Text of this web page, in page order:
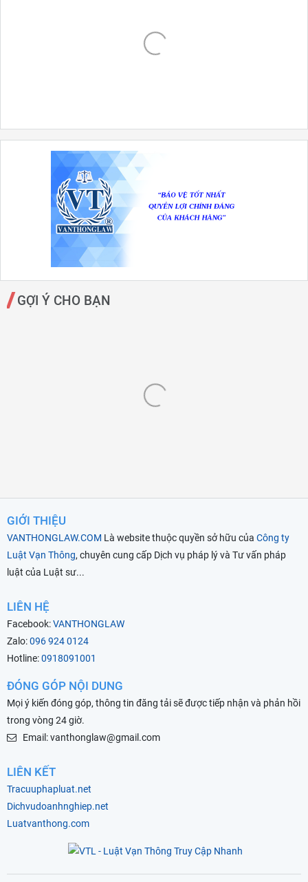
GỢI Ý CHO BẠN
GIỚI THIỆU
VANTHONGLAW.COM Là website thuộc quyền sở hữu của Công ty
Luật Vạn Thông, chuyên cung cấp Dịch vụ pháp lý và Tư vấn pháp
luật của Luật sư...
LIÊN HỆ
Facebook:VANTHONGLAW
Zalo:096 924 0124
Hotline:0918091001
ĐÓNG GÓP NỘI DUNG
Mọi ý kiến đóng góp, thông tin đăng tải sẽ được tiếp nhận và phản hồi
trong vòng 24 giờ.
Email: vanthonglaw@gmail.com
LIÊN KẾT
Tracuuphapluat.net
Dichvudoanhnghiep.net
Luatvanthong.com